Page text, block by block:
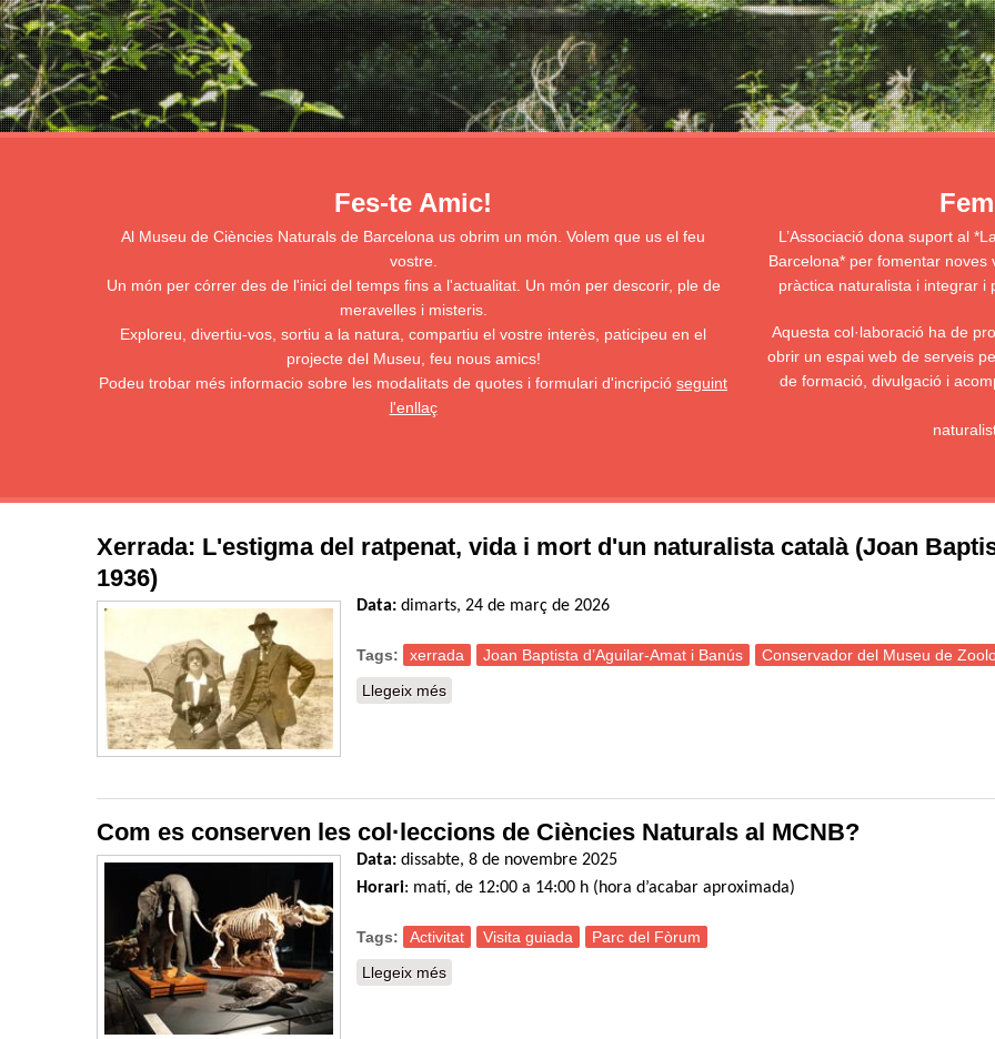
Fes-te Amic!
Al Museu de Ciències Naturals de Barcelona us obrim un món. Volem que us el feu
vostre.
Un món per córrer des de l'inici del temps fins a l'actualitat. Un món per descorir, ple de
meravelles i misteris.
Exploreu, divertiu-vos, sortiu a la natura, compartiu el vostre interès, paticipeu en el
projecte del Museu, feu nous amics!
Podeu trobar més informacio sobre les modalitats de quotes i formulari d'incripció seguint
l'enllaç
L’Associació dona suport al
Barcelona* per fomentar
pràctica naturalista i integrar i
Aquesta col·laboració ha de
obrir un espai web de serveis
de formació, divulgació i
Xerrada: L'estigma del ratpenat, vida i mort d'un naturalista català (Joan
1936)
Data: dimarts, 24 de març de 2026
Tags: xerrada Joan Baptista d’Aguilar-Amat i Banús
Conservador del Museu de
Llegeix més
Com es conserven les col·leccions de Ciències Naturals al MCNB?
Data: dissabte, 8 de novembre 2025
Horari: matí, de 12:00 a 14:00 h (hora d’acabar aproximada)
Tags: Activitat Visita guiada
Parc del Fòrum
Llegeix més